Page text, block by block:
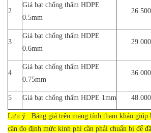
2
Giá bạt chống thấm HDPE
0.5mm
26.500
3
Giá bạt chống thấm HDPE
0.6mm
29.000
4
Giá bạt chống thấm HDPE
0.75mm
36.000
5 Giá bạt chống thấm HDPE 1mm 48.000
Lưu ý: Bảng giá trên mang tính tham khảo giúp
cân đo định mức kinh phí cần phải chuẩn bị để